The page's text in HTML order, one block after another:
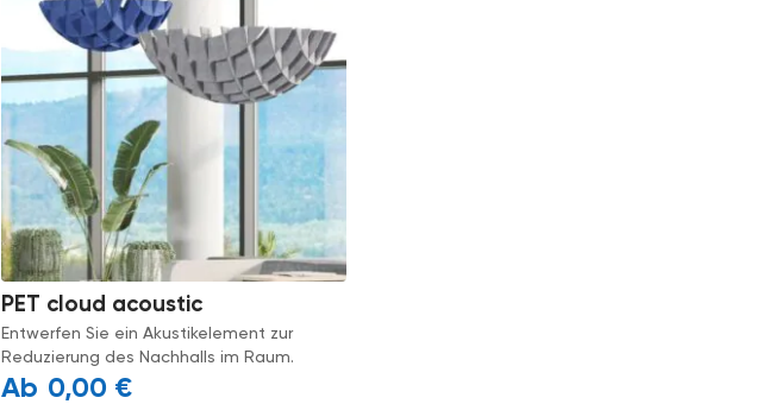
PET cloud acoustic
Entwerfen Sie ein Akustikelement zur
Reduzierung des Nachhalls im Raum.
0,00 €